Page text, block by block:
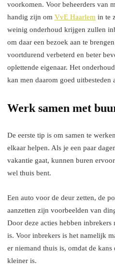
voorkomen. Voor beheerders van
handig zijn om VvE Haarlem in te
weinig onderhoud krijgen zullen
om daar een bezoek aan te
voortdurend verbeterd en beter
oplettende eigenaar. Het
kan men daarom goed uitbesteden
Werk samen met
De eerste tip is om samen te
elkaar helpen. Als je een paar
vakantie gaat, kunnen buren
wel thuis bent.
Een auto voor de deur zetten, de
aanzetten zijn voorbeelden van
Door deze acties hebben
is. Voor inbrekers is het namelijk
er niemand thuis is, omdat de kans
kleiner is.